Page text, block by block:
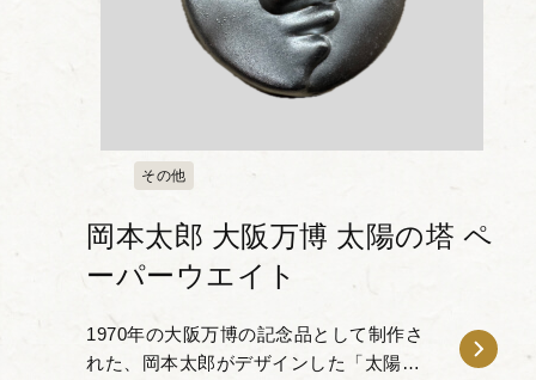
その他
岡本太郎 大阪万博 太陽の塔 ペ
ーパーウエイト
1970年の大阪万博の記念品として制作さ
れた、岡本太郎がデザインした「太陽の